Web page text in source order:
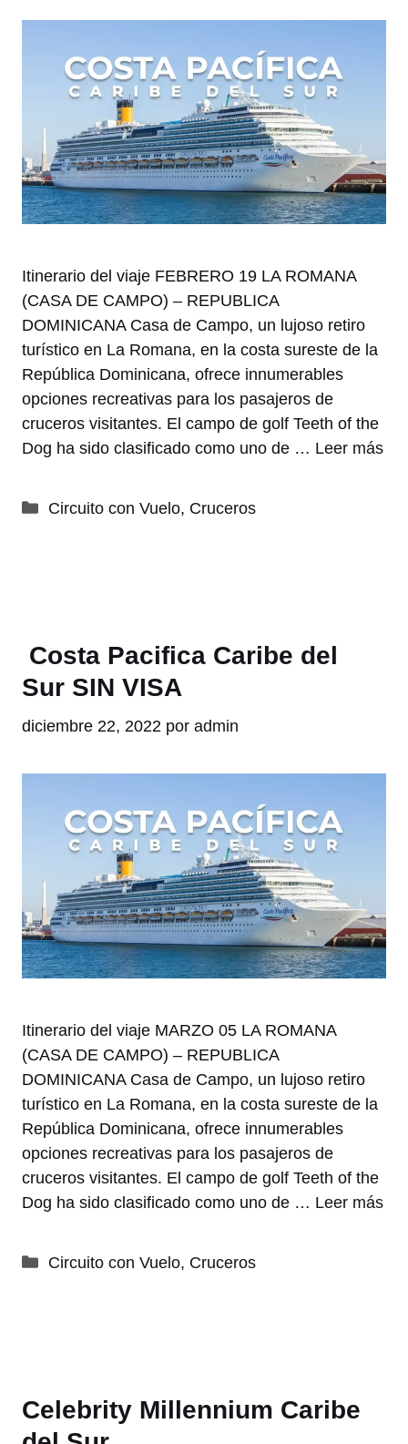
Itinerario del viaje FEBRERO 19 LA ROMANA
(CASA DE CAMPO) – REPUBLICA
DOMINICANA Casa de Campo, un lujoso retiro
turístico en La Romana, en la costa sureste de la
República Dominicana, ofrece innumerables
opciones recreativas para los pasajeros de
cruceros visitantes. El campo de golf Teeth of the
Dog ha sido clasificado como uno de … Leer más
Categorías
Circuito con Vuelo, Cruceros
Costa Pacifica Caribe del
Sur SIN VISA
diciembre 22, 2022 por admin
Itinerario del viaje MARZO 05 LA ROMANA
(CASA DE CAMPO) – REPUBLICA
DOMINICANA Casa de Campo, un lujoso retiro
turístico en La Romana, en la costa sureste de la
República Dominicana, ofrece innumerables
opciones recreativas para los pasajeros de
cruceros visitantes. El campo de golf Teeth of the
Dog ha sido clasificado como uno de … Leer más
Categorías
Circuito con Vuelo, Cruceros
Celebrity Millennium Caribe